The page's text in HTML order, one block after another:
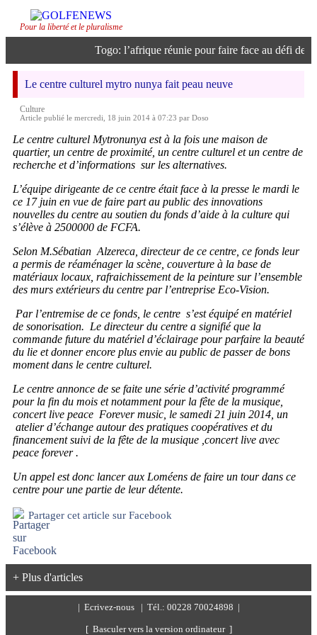
Pour la liberté et le pluralisme
Togo: l’afrique réunie pour faire face au défi de
Le centre culturel mytro nunya fait peau neuve
Culture
Article publié le mercredi, 18 juin 2014 à 07:23 par Doso
Le centre culturel Mytronunya est à la fois une maison de
quartier, un centre de proximité, un centre culturel et un centre de
recherche et d’informations sur les alternatives.
L’équipe dirigeante de ce centre était face à la presse le mardi le
ce 17 juin en vue de faire part au public des innovations
nouvelles du centre au soutien du fonds d’aide à la culture qui
s’élève à 2500000 de FCFA.
Selon M.Sébatian Alzereca, directeur de ce centre, ce fonds leur
a permis de réaménager la scène, couverture à la base de
matériaux locaux, rafraichissement de la peinture sur l’ensemble
des murs extérieurs du centre par l’entreprise Eco-Vision.
Par l’entremise de ce fonds, le centre s’est équipé en matériel
de sonorisation. Le directeur du centre a signifié que la
commande future du matériel d’éclairage pour parfaire la beauté
du lie et donner encore plus envie au public de passer de bons
moment dans le centre culturel.
Le centre annonce de se faite une série d’activité programmé
pour la fin du mois et notamment pour la fête de la musique,
concert live peace Forever music, le samedi 21 juin 2014, un
atelier d’échange autour des pratiques coopératives et du
financement suivi de la fête de la musique ,concert live avec
peace forever .
Un appel est donc lancer aux Loméens de faire un tour dans ce
centre pour une partie de leur détente.
Partager cet article sur Facebook
+ Plus d'articles
Ecrivez-nous | Tél.: 00228 70024898 |
[ Basculer vers la version ordinateur ]